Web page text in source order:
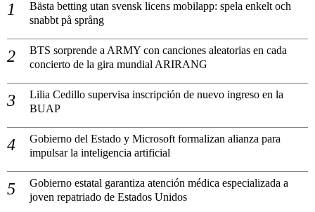
Bästa betting utan svensk licens mobilapp: spela enkelt och
snabbt på språng
BTS sorprende a ARMY con canciones aleatorias en cada
concierto de la gira mundial ARIRANG
Lilia Cedillo supervisa inscripción de nuevo ingreso en la
BUAP
Gobierno del Estado y Microsoft formalizan alianza para
impulsar la inteligencia artificial
Gobierno estatal garantiza atención médica especializada a
joven repatriado de Estados Unidos